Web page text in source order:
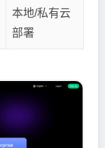
本地/私有云
部署